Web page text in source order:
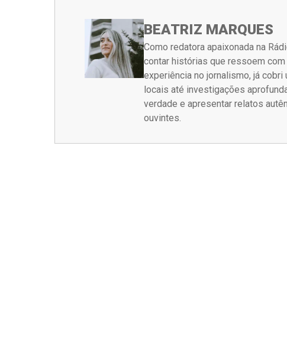
BEATRIZ MARQUES
Como redatora apaixonada na
contar histórias que ressoem
experiência no jornalismo, já
locais até investigações
verdade e apresentar relatos
ouvintes.